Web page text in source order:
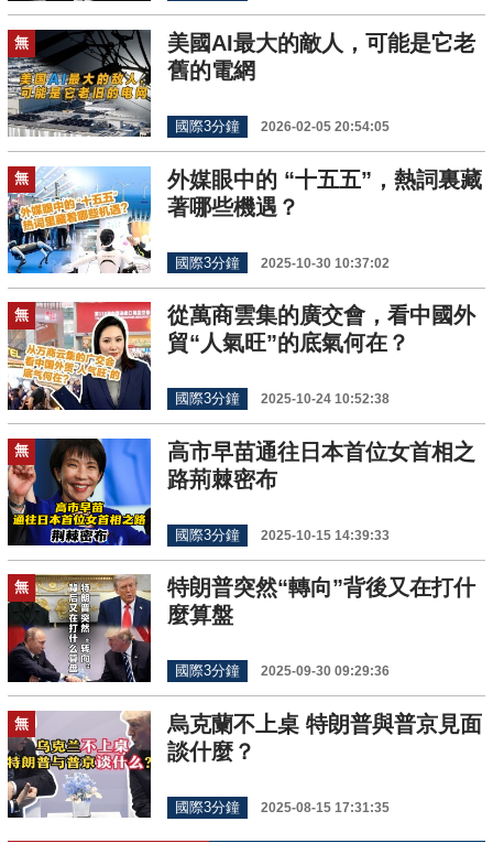
無
美國AI最大的敵人，可能是它老
舊的電網
國際3分鐘 2026-02-05 20:54:05
無
外媒眼中的 “十五五”，熱詞裏藏
著哪些機遇？
國際3分鐘 2025-10-30 10:37:02
無
從萬商雲集的廣交會，看中國外
貿“人氣旺”的底氣何在？
國際3分鐘 2025-10-24 10:52:38
無
高市早苗通往日本首位女首相之
路荊棘密布
國際3分鐘 2025-10-15 14:39:33
無
特朗普突然“轉向”背後又在打什
麼算盤
國際3分鐘 2025-09-30 09:29:36
無
烏克蘭不上桌 特朗普與普京見面
談什麼？
國際3分鐘 2025-08-15 17:31:35